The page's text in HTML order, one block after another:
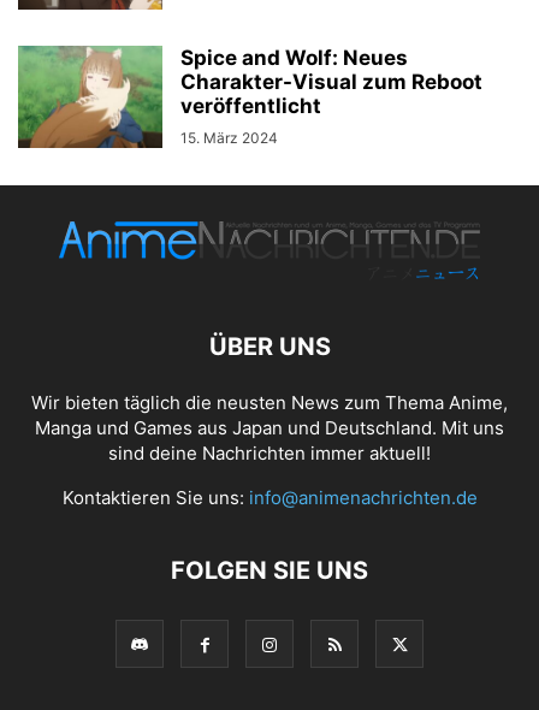
Spice and Wolf: Neues
Charakter-Visual zum Reboot
veröffentlicht
15. März 2024
ÜBER UNS
Wir bieten täglich die neusten News zum Thema Anime,
Manga und Games aus Japan und Deutschland. Mit uns
sind deine Nachrichten immer aktuell!
Kontaktieren Sie uns: info@animenachrichten.de
FOLGEN SIE UNS